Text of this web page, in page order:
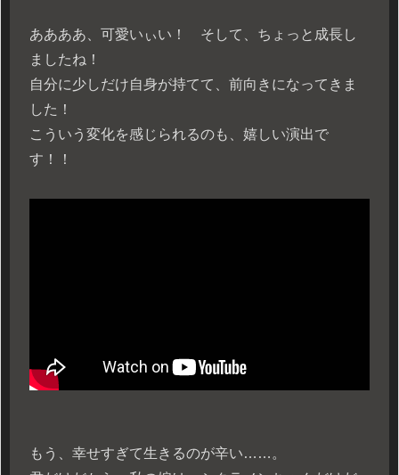
ああああ、可愛いぃい！ そして、ちょっと成長し
ましたね！
自分に少しだけ自身が持てて、前向きになってきま
した！
こういう変化を感じられるのも、嬉しい演出で
す！！
もう、幸せすぎて生きるのが辛い……。